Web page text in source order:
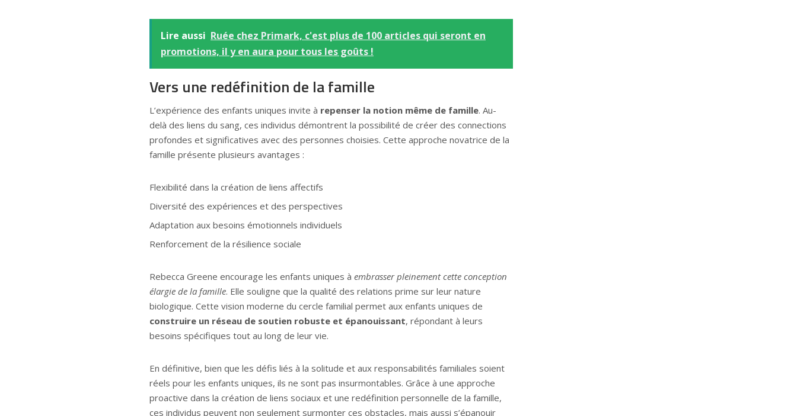
Lire aussi Ruée chez Primark, c'est plus de 100 articles qui seront en
promotions, il y en aura pour tous les goûts !
Vers une redéfinition de la famille
L’expérience des enfants uniques invite à repenser la notion même de famille. Au-
delà des liens du sang, ces individus démontrent la possibilité de créer des connections
profondes et significatives avec des personnes choisies. Cette approche novatrice de la
famille présente plusieurs avantages :
Flexibilité dans la création de liens affectifs
Diversité des expériences et des perspectives
Adaptation aux besoins émotionnels individuels
Renforcement de la résilience sociale
Rebecca Greene encourage les enfants uniques à embrasser pleinement cette conception
élargie de la famille. Elle souligne que la qualité des relations prime sur leur nature
biologique. Cette vision moderne du cercle familial permet aux enfants uniques de
construire un réseau de soutien robuste et épanouissant, répondant à leurs
besoins spécifiques tout au long de leur vie.
En définitive, bien que les défis liés à la solitude et aux responsabilités familiales soient
réels pour les enfants uniques, ils ne sont pas insurmontables. Grâce à une approche
proactive dans la création de liens sociaux et une redéfinition personnelle de la famille,
ces individus peuvent non seulement surmonter ces obstacles, mais aussi s’épanouir